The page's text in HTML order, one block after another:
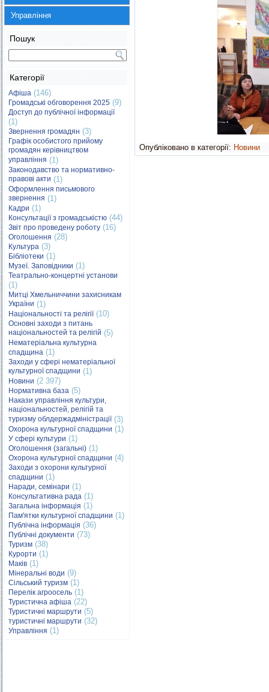
Управління
Пошук
Категорії
Афіша (146)
Громадські обговорення 2025 (9)
Доступ до публічної інформації
(1)
Звернення громадян (3)
Графік особистого прийому
громадян керівництвом
управління (1)
Законодавство та нормативно-
правові акти (1)
Оформлення письмового
звернення (1)
Кадри (1)
Консультації з громадськістю (44)
Звіт про проведену роботу (16)
Оголошення (28)
Культура (3)
Бібліотеки (1)
Музеї. Заповідники (1)
Театрально-концертні установи
(1)
Митці Хмельниччини захисникам
України (1)
Національності та релігії(10)
Основні заходи з питань
національностей та релігій (5)
Нематеріальна культурна
спадщина (1)
Заходи у сфері нематеріальної
культурної спадщини (1)
Новини (2 397)
Нормативна база (5)
Накази управління культури,
національностей, релігій та
туризму облдержадміністрації(3)
Охорона культурної спадщини (1)
У сфері культури (1)
Оголошення (загальні) (1)
Охорона культурної спадщини (4)
Заходи з охорони культурної
спадщини (1)
Наради, семінари (1)
Консультативна рада (1)
Загальна інформація (1)
Пам'ятки культурної спадщини (1)
Публічна інформація (36)
Публічні документи (73)
Туризм (38)
Курорти (1)
Маків (1)
Мінеральні води (9)
Сільський туризм (1)
Перелік агроосель (1)
Туристична афіша (22)
Туристичні маршрути (5)
туристичні маршрути (32)
Управління (1)
Опубліковано в категорії: Новини